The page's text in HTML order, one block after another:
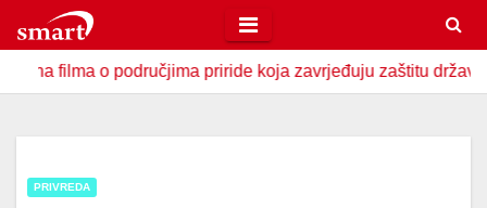
to
contento područjima priride koja zavrjeđuju zaštitu države
PRIVREDA